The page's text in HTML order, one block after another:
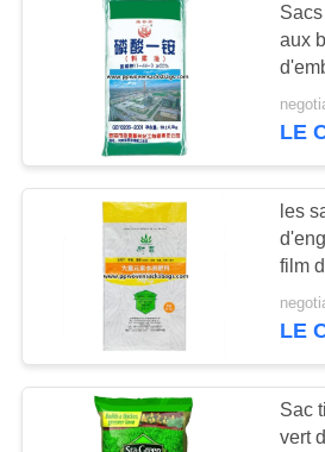
VISITE
D'USINE
CONTRÔLE
DE
QUALITÉ
CONTACT
DEMANDE
sacs tissés
Bopp a
sacs
aux
LE
les
film
LE
Sac
vert